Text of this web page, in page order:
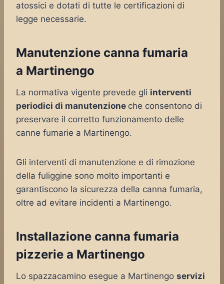
atossici e dotati di tutte le certificazioni di
legge necessarie.
Manutenzione canna fumaria
a Martinengo
La normativa vigente prevede gli interventi
periodici di manutenzione che consentono di
preservare il corretto funzionamento delle
canne fumarie a Martinengo.
Gli interventi di manutenzione e di rimozione
della fuliggine sono molto importanti e
garantiscono la sicurezza della canna fumaria,
oltre ad evitare incidenti a Martinengo.
Installazione canna fumaria
pizzerie a Martinengo
Lo spazzacamino esegue a Martinengo servizi